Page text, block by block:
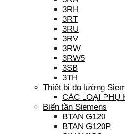
3RH
3RT
3RU
3RV
3RW
3RW5
3SB
3TH
Thiết bị đo lường
CÁC LOẠI PHỤ
Biến tần Siemens
BTAN G120
BTAN G120P